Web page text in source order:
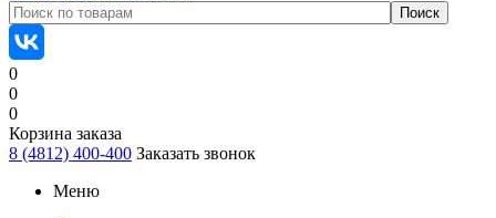
0
0
0
Корзина заказа
8 (4812) 400-400 Заказать звонок
Меню